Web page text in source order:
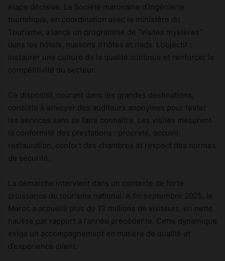
étape décisive. La Société marocaine d’ingénierie
touristique, en coordination avec le ministère du
Tourisme, a lancé un programme de “visites mystères”
dans les hôtels, maisons d’hôtes et riads. L’objectif :
instaurer une culture de la qualité continue et renforcer la
compétitivité du secteur.
Ce dispositif, courant dans les grandes destinations,
consiste à envoyer des auditeurs anonymes pour tester
les services sans se faire connaître. Les visites mesurent
la conformité des prestations : propreté, accueil,
restauration, confort des chambres et respect des normes
de sécurité.
La démarche intervient dans un contexte de forte
croissance du tourisme national. À fin septembre 2025, le
Maroc a accueilli plus de 13 millions de visiteurs, en nette
hausse par rapport à l’année précédente. Cette dynamique
exige un accompagnement en matière de qualité et
d’expérience client.